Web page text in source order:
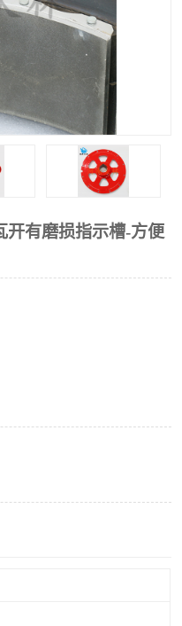
开有磨损指示槽-方便
CB离合器
联轴器
液力端配件